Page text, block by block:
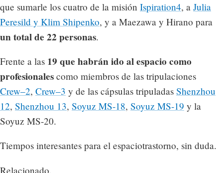
que sumarle los cuatro de la misión Ispiration4, a Julia
Peresild y Klim Shipenko, y a Maezawa y Hirano para
un total de 22 personas.
Frente a las 19 que habrán ido al espacio como
profesionales como miembros de las tripulaciones
Crew–2, Crew–3 y de las cápsulas tripuladas Shenzhou
12, Shenzhou 13, Soyuz MS-18, Soyuz MS-19 y la
Soyuz MS-20.
Tiempos interesantes para el espaciotrastorno, sin duda.
Relacionado,